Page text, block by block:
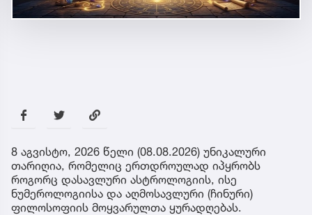
8 აგვისტო, 2026 წელი (08.08.2026) უნიკალური
თარიღია, რომელიც ერთდროულად იპყრობს
როგორც დასავლური ასტროლოგიის, ისე
ნუმეროლოგიისა და აღმოსავლური (ჩინური)
ფილოსოფიის მოყვარულთა ყურადღებას.